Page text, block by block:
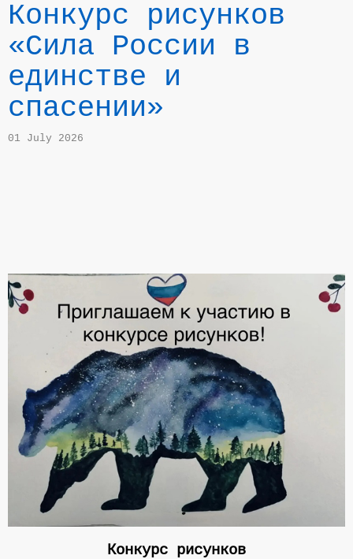
Конкурс рисунков
«Сила России в
единстве и
спасении»
01 July 2026
Конкурс рисунков